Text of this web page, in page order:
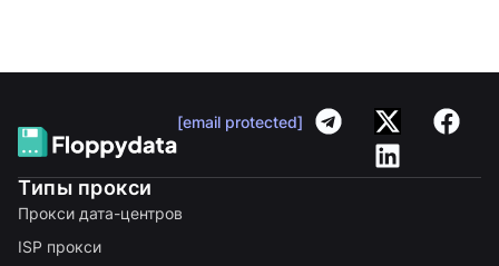
[email protected]
Типы прокси
Прокси дата-центров
ISP прокси